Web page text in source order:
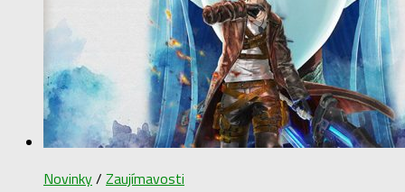
Novinky/ Zaujímavosti